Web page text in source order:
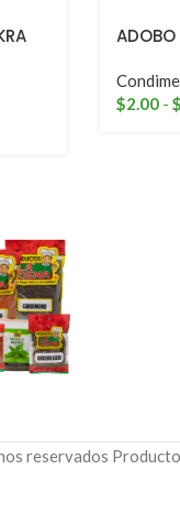
ADOBO
$2.00 - $
reservados